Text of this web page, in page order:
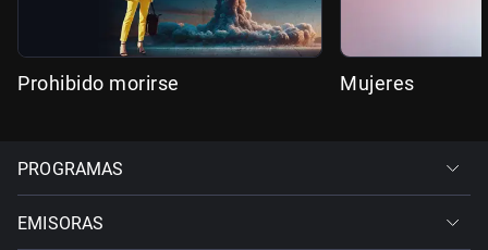
Prohibido morirse Mujeres
PROGRAMAS
EMISORAS